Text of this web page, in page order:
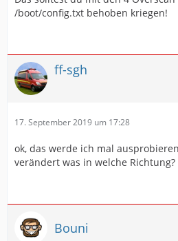
/boot/config.txt behoben kriegen!
ff-sgh
17. September 2019 um 17:28
ok, das werde ich mal
verändert was in welche Richtung?
Bouni